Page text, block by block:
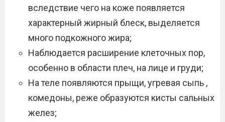
вследствие чего на коже появляется
характерный жирный блеск, выделяется
много подкожного жира;
Наблюдается расширение клеточных пор,
особенно в области плеч, на лице и груди;
На теле появляются прыщи, угревая сыпь ,
комедоны, реже образуются кисты сальных
желез;